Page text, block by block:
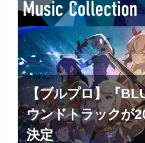
【ブルプロ】『
ウンドトラックが
決定